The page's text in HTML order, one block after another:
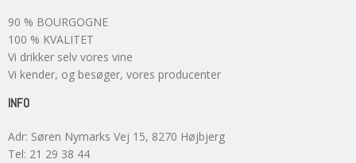
90 % BOURGOGNE
100 % KVALITET
Vi drikker selv vores vine
Vi kender, og besøger, vores producenter
INFO
Adr: Søren Nymarks Vej 15, 8270 Højbjerg
Tel: 21 29 38 44